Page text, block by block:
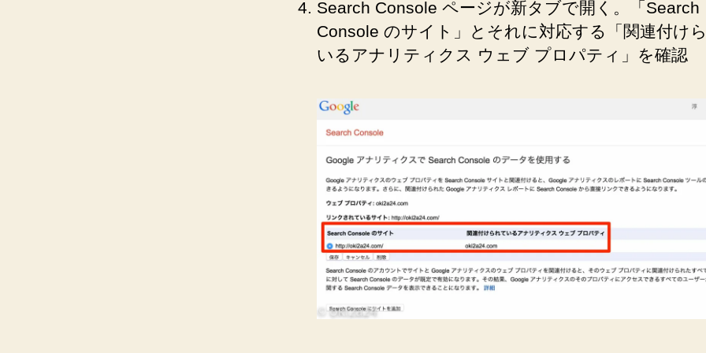
Search Console ページが新タブで開く。「Search
Console のサイト」とそれに対応する「関連付け
いるアナリティクス ウェブ プロパティ」を確認